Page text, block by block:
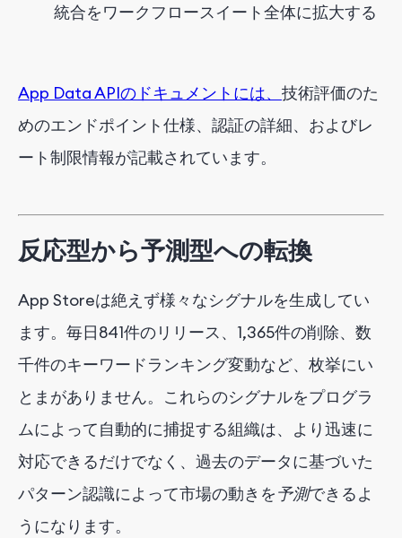
統合をワークフロースイート全体に拡大する
App Data APIのドキュメントには、 技術評価のた
めのエンドポイント仕様、認証の詳細、およびレ
ート制限情報が記載されています。
反応型から予測型への転換
App Storeは絶えず様々なシグナルを生成してい
ます。毎日841件のリリース、1,365件の削除、数
千件のキーワードランキング変動など、枚挙にい
とまがありません。これらのシグナルをプログラ
ムによって自動的に捕捉する組織は、より迅速に
対応できるだけでなく、過去のデータに基づいた
パターン認識によって市場の動きを予測できるよ
うになります。